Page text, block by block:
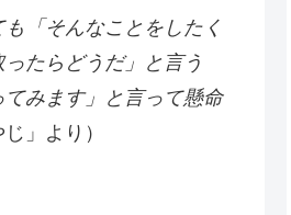
「そんなことをしたく
たらどうだ」と言う
みます」と言って懸命
」より）